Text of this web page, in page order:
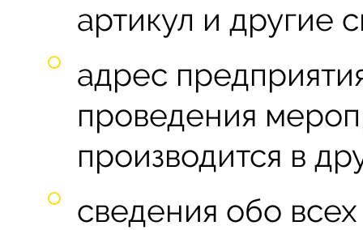
артикул и другие
адрес
проведения
производится в
сведения обо